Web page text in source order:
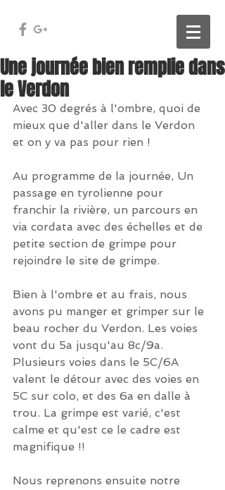
Une journée bien remplie dans
le Verdon
Avec 30 degrés à l'ombre, quoi de
mieux que d'aller dans le Verdon
et on y va pas pour rien !
Au programme de la journée, Un
passage en tyrolienne pour
franchir la rivière, un parcours en
via cordata avec des échelles et de
petite section de grimpe pour
rejoindre le site de grimpe.
Bien à l'ombre et au frais, nous
avons pu manger et grimper sur le
beau rocher du Verdon. Les voies
vont du 5a jusqu'au 8c/9a.
Plusieurs voies dans le 5C/6A
valent le détour avec des voies en
5C sur colo, et des 6a en dalle à
trou. La grimpe est varié, c'est
calme et qu'est ce le cadre est
magnifique !!
Nous reprenons ensuite notre